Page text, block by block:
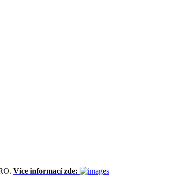
Více informací zde: